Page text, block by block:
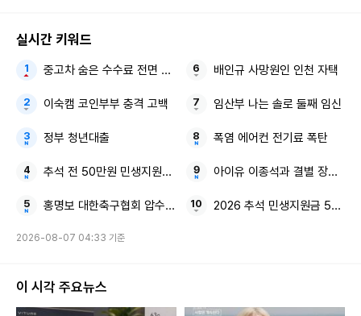
실시간 키워드
중고차 숨은 수수료 전면 공개
이숙캠 코인부부 충격 고백
정부 청년대출
추석 전 50만원 민생지원금 지원 금액
홍명보 대한축구협회 압수수색
배인규 사망원인 인천 자택
임산부 나는 솔로 둘째 임신
폭염 에어컨 전기료 폭탄
아이유 이종석과 결별 장기하
2026 추석 민생지원금 50만
2026-08-07 04:33 기준
이 시각 주요뉴스